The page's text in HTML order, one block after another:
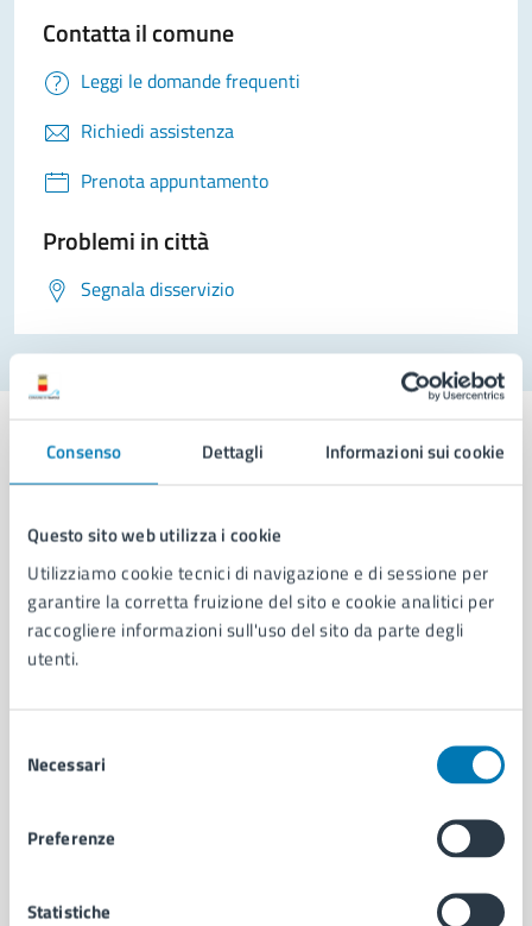
Consenso Dettagli Informazioni sui cookie
Questo sito web utilizza i cookie
Utilizziamo cookie tecnici di navigazione e di sessione per
garantire la corretta fruizione del sito e cookie analitici per
raccogliere informazioni sull'uso del sito da parte degli
utenti.
delNecessari
Preferenze
Statistiche
Contatta il comune
Leggi le domande frequenti
Richiedi assistenza
Prenota appuntamento
Problemi in città
Segnala disservizio
Comune di Napoli
AMMINISTRAZIONE
Aree amministrative
Organi di governo
Politici
Documenti e dati